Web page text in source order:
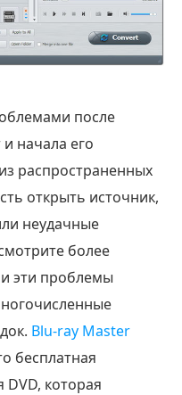
после
и начала его
распространенных
открыть источник,
неудачные
более
эти проблемы
Blu-ray Master
бесплатная
которая